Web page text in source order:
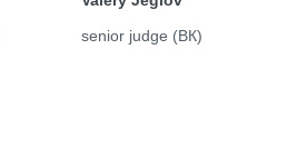
senior judge (ВК)